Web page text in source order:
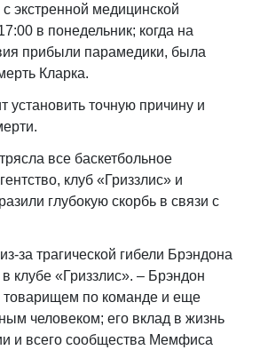
экстренной медицинской
в понедельник; когда на
прибыли парамедики, была
Кларка.
установить точную причину и
все баскетбольное
клуб «Гриззлис» и
глубокую скорбь в связи с
за трагической гибели Брэндона
клубе «Гриззлис». – Брэндон
по команде и еще
человеком; его вклад в жизнь
и всего сообщества Мемфиса